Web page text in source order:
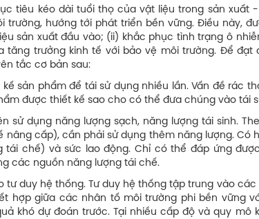
tiêu kéo dài tuổi thọ của vật liệu trong sản xuất
trường, hướng tới phát triển bền vững. Điều này,
sản xuất đầu vào; (ii) khắc phục tình trạng ô
tăng trưởng kinh tế với bảo vệ môi trường. Để
tắc cơ bản sau:
kế sản phẩm để tái sử dụng nhiều lần. Vấn đề rác
được thiết kế sao cho có thể đưa chúng vào tái
sử dụng năng lượng sạch, năng lượng tái sinh.
nâng cấp), cần phải sử dụng thêm năng lượng. Có
tái chế) và sức lao động. Chỉ có thể đáp ứng
các nguồn năng lượng tái chế.
tư duy hệ thống. Tư duy hệ thống tập trung vào
hợp giữa các nhân tố môi trường phi bền vững
khó dự đoán trước. Tại nhiều cấp độ và quy